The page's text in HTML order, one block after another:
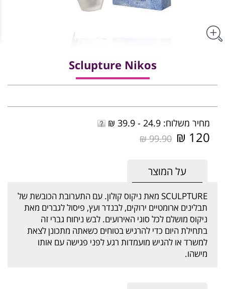
Sclupture Nikos
מחיר משלוח: 24.9 - 39.9 ₪
120 ₪
99.90 ₪
על המוצר
SCULPTURE מאת ניקוס קולון. עם התערובת הכובשת של
תבלינים ארומטיים ירוקים, לבנדר ועץ, פיסול לגברים מאת
ניקוס מושלם לכל סוגי האירועים. לבש ניחוח גברי זה
בתחילת היום כדי להרגיש בטוחים כשאתה מתכונן לצאת
למשרד או להגיש מועמדות רגע לפני פגישה עם אותו
מישהו.